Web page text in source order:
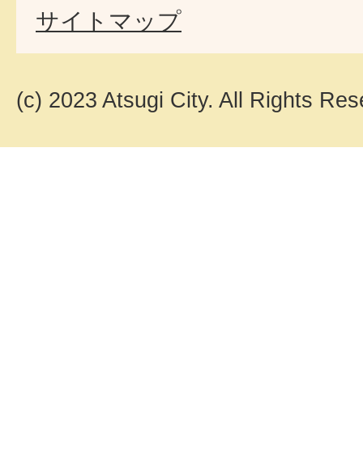
サイトマップ
(c) 2023 Atsugi City. All Rights